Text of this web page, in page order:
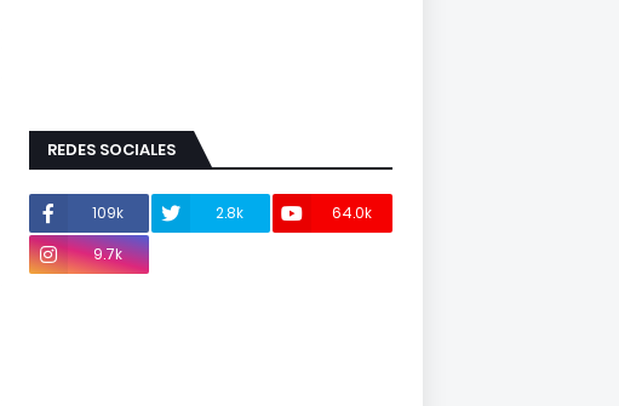
REDES SOCIALES
109k 2.8k
64.0k
9.7k